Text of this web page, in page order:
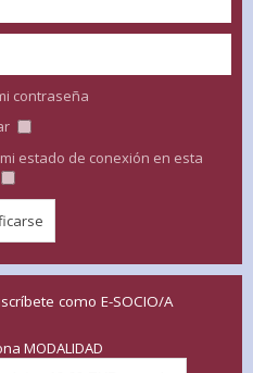
contraseña
estado de conexión en esta
como E-SOCIO/A
MODALIDAD